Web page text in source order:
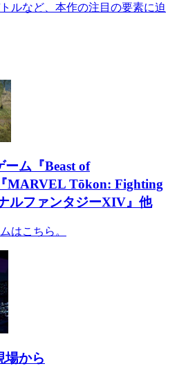
ルなど、本作の注目の要素に迫
ム『Beast of
MARVEL Tōkon: Fighting
ルファンタジーXIV』他
はこちら。
場から